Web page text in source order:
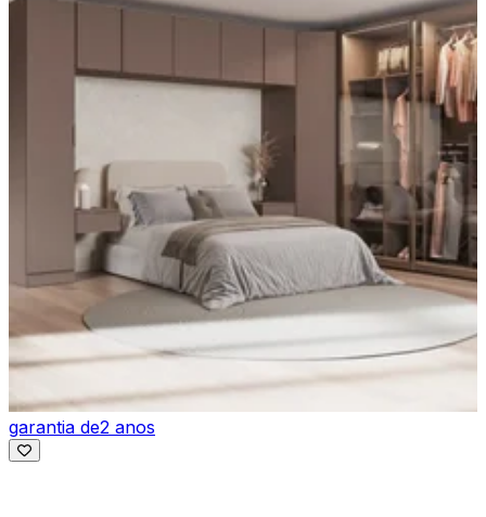
garantia de2 anos